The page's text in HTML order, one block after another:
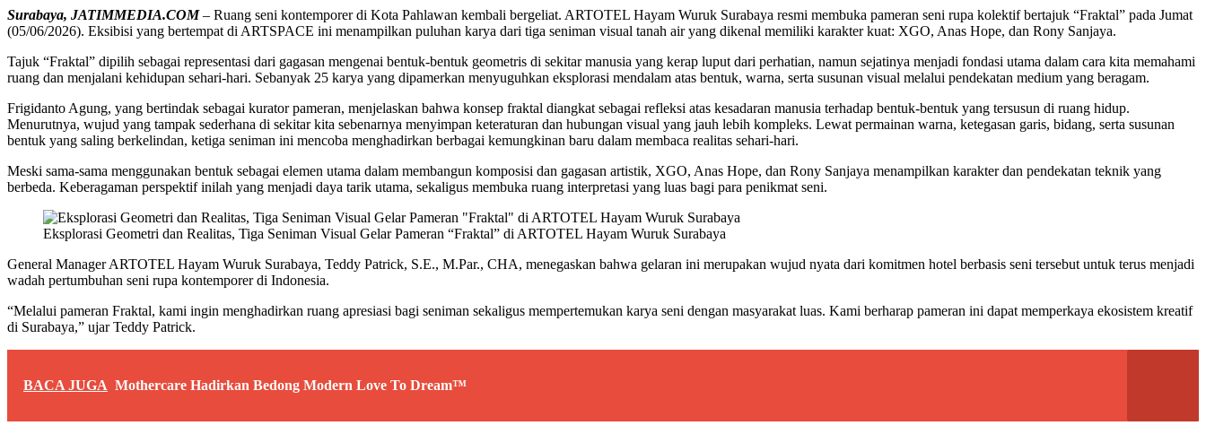
Surabaya, JATIMMEDIA.COM– Ruang seni kontemporer di Kota Pahlawan kembali bergeliat. ARTOTEL Hayam Wuruk Surabaya resmi membuka pameran seni rupa kolektif bertajuk “Fraktal” pada Jumat
(05/06/2026). Eksibisi yang bertempat di ARTSPACE ini menampilkan puluhan karya dari tiga seniman visual tanah air yang dikenal memiliki karakter kuat: XGO, Anas Hope, dan Rony Sanjaya.
Tajuk “Fraktal” dipilih sebagai representasi dari gagasan mengenai bentuk-bentuk geometris di sekitar manusia yang kerap luput dari perhatian, namun sejatinya menjadi fondasi utama dalam cara kita memahami
ruang dan menjalani kehidupan sehari-hari. Sebanyak 25 karya yang dipamerkan menyuguhkan eksplorasi mendalam atas bentuk, warna, serta susunan visual melalui pendekatan medium yang beragam.
Frigidanto Agung, yang bertindak sebagai kurator pameran, menjelaskan bahwa konsep fraktal diangkat sebagai refleksi atas kesadaran manusia terhadap bentuk-bentuk yang tersusun di ruang hidup.
Menurutnya, wujud yang tampak sederhana di sekitar kita sebenarnya menyimpan keteraturan dan hubungan visual yang jauh lebih kompleks. Lewat permainan warna, ketegasan garis, bidang, serta susunan
bentuk yang saling berkelindan, ketiga seniman ini mencoba menghadirkan berbagai kemungkinan baru dalam membaca realitas sehari-hari.
Meski sama-sama menggunakan bentuk sebagai elemen utama dalam membangun komposisi dan gagasan artistik, XGO, Anas Hope, dan Rony Sanjaya menampilkan karakter dan pendekatan teknik yang
berbeda. Keberagaman perspektif inilah yang menjadi daya tarik utama, sekaligus membuka ruang interpretasi yang luas bagi para penikmat seni.
Eksplorasi Geometri dan Realitas, Tiga Seniman Visual Gelar Pameran “Fraktal” di ARTOTEL Hayam Wuruk Surabaya
General Manager ARTOTEL Hayam Wuruk Surabaya, Teddy Patrick, S.E., M.Par., CHA, menegaskan bahwa gelaran ini merupakan wujud nyata dari komitmen hotel berbasis seni tersebut untuk terus menjadi
wadah pertumbuhan seni rupa kontemporer di Indonesia.
“Melalui pameran Fraktal, kami ingin menghadirkan ruang apresiasi bagi seniman sekaligus mempertemukan karya seni dengan masyarakat luas. Kami berharap pameran ini dapat memperkaya ekosistem kreatif
di Surabaya,” ujar Teddy Patrick.
BACA JUGA Mothercare Hadirkan Bedong Modern Love To Dream™